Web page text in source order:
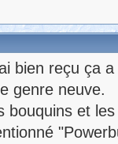
bien reçu ça
genre neuve.
bouquins et